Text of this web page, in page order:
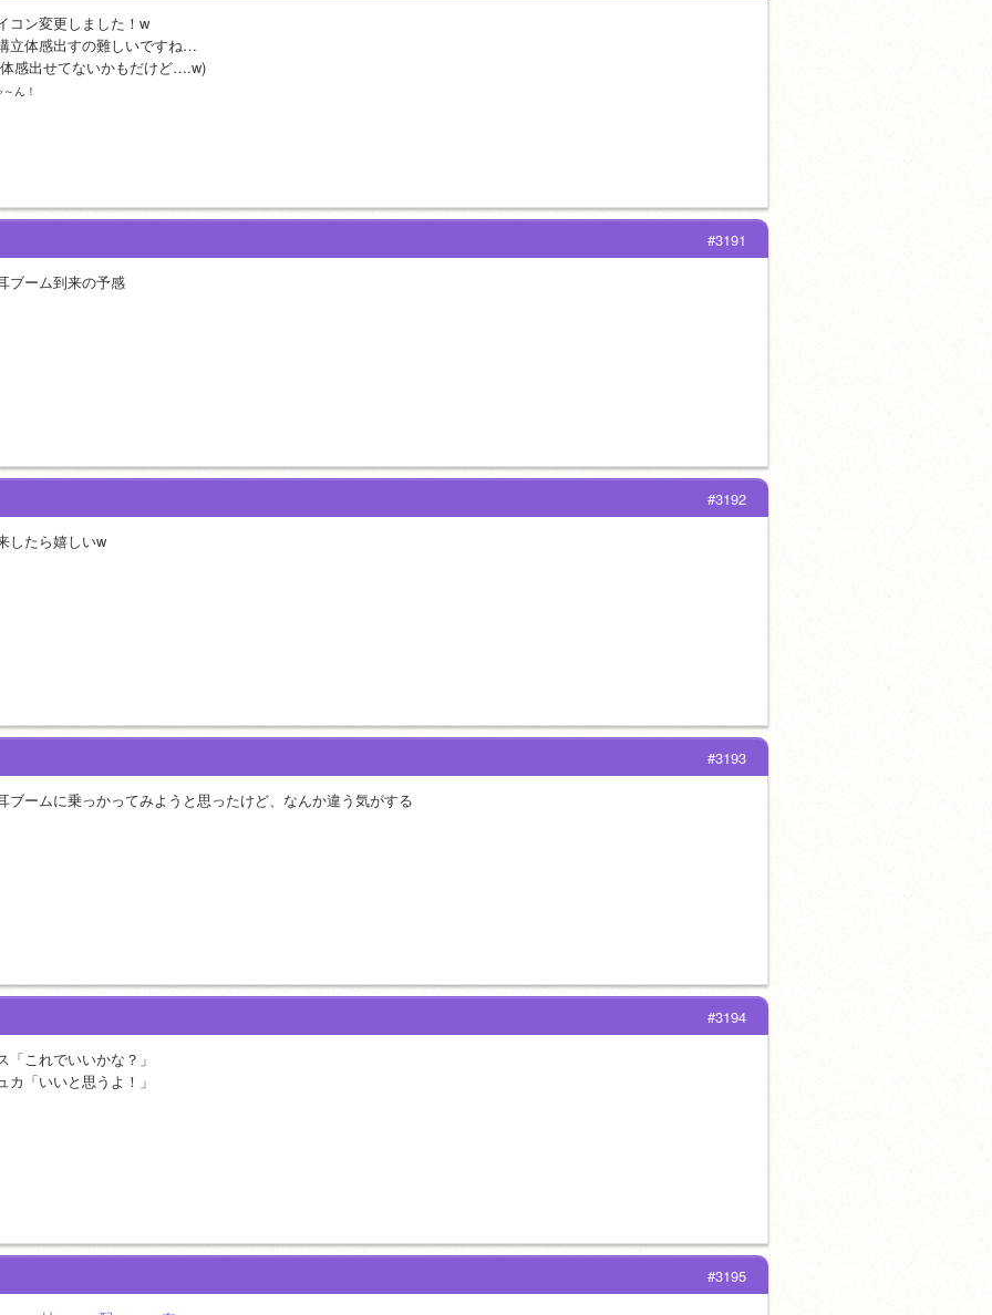
コン変更しました！w
立体感出すの難しいですね…
感出せてないかもだけど….w)
ん！
#3191
ブーム到来の予感
#3192
したら嬉しいw
#3193
ブームに乗っかってみようと思ったけど、なんか違う気がする
#3194
「これでいいかな？」
カ「いいと思うよ！」
#3195